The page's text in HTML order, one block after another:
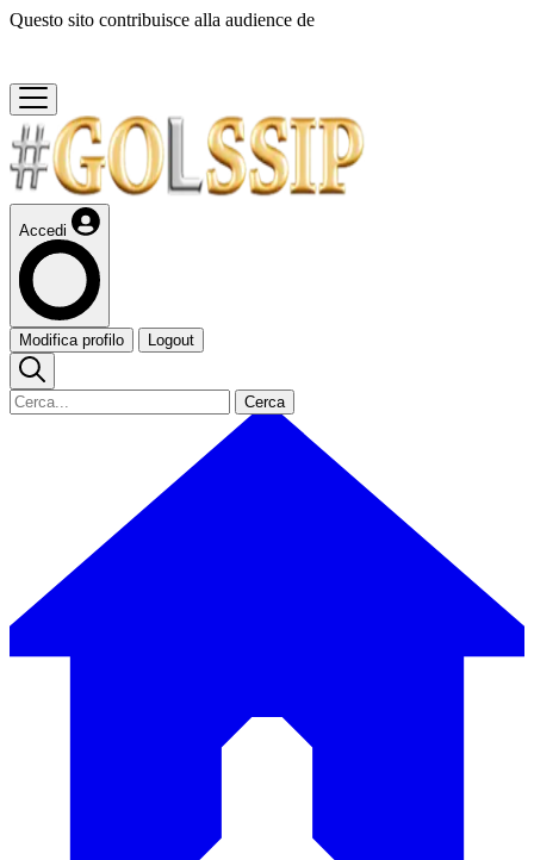
Questo sito contribuisce alla audience de
Accedi
Modifica profilo Logout
Cerca